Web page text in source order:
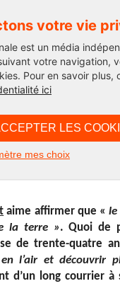
votre vie
est un média
votre navigation,
Pour en savoir plus,
ici
LES
mes choixtête en
aime affirmer que «le
la terre ». Quoi de
de trente-quatre
en l’air et découvrir
d’un long courrier